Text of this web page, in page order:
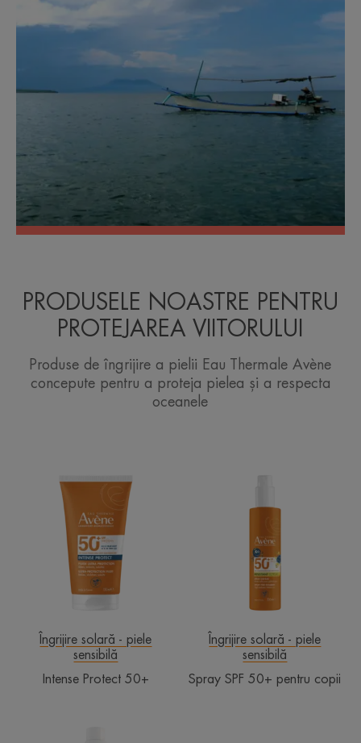
PRODUSELE NOASTRE PENTRU
PROTEJAREA VIITORULUI
Produse de îngrijire a pielii Eau Thermale Avène
concepute pentru a proteja pielea și a respecta
oceanele
Protect
Îngrijire solară - piele
sensibilă
Intense Protect 50+
50+
copii
Îngrijire solară - piele
sensibilă
Spray SPF 50+ pentru copii